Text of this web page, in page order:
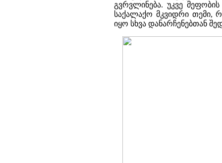
გვრვლინება. უკვე
საქალაქო მკვიდრი თემი,
იყო სხვა დანარჩენებთან